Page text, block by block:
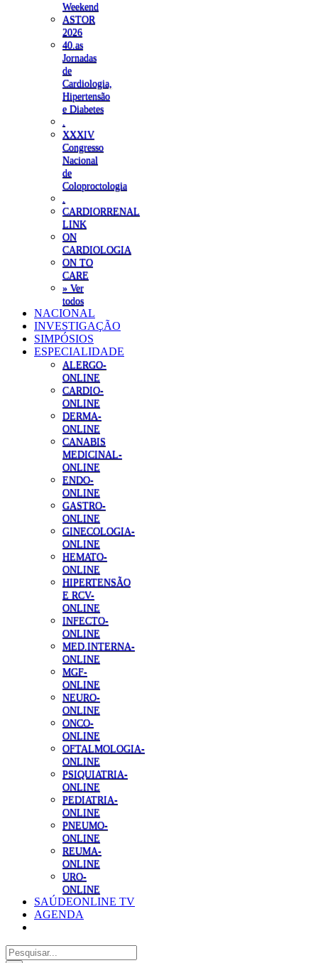
Weekend
ASTOR
2026
40.as
Jornadas
de
Cardiologia,
Hipertensão
e Diabetes
XXXIV
Congresso
Nacional
de
Coloproctologia
CARDIORRENAL
LINK
ON
CARDIOLOGIA
ON TO
CARE
» Ver
todos
NACIONAL
INVESTIGAÇÃO
SIMPÓSIOS
ESPECIALIDADE
ALERGO-
ONLINE
CARDIO-
ONLINE
DERMA-
ONLINE
CANABIS
MEDICINAL-
ONLINE
ENDO-
ONLINE
GASTRO-
ONLINE
GINECOLOGIA-
ONLINE
HEMATO-
ONLINE
HIPERTENSÃO
E RCV-
ONLINE
INFECTO-
ONLINE
MED.INTERNA-
ONLINE
MGF-
ONLINE
NEURO-
ONLINE
ONCO-
ONLINE
OFTALMOLOGIA-
ONLINE
PSIQUIATRIA-
ONLINE
PEDIATRIA-
ONLINE
PNEUMO-
ONLINE
REUMA-
ONLINE
URO-
ONLINE
SAÚDEONLINE TV
AGENDA
Pesquisar